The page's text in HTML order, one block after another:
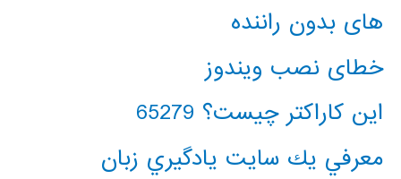
های بدون راننده
خطای نصب ویندوز
این کاراکتر چیست؟ 65279
معرفي يك سايت يادگيري زبان